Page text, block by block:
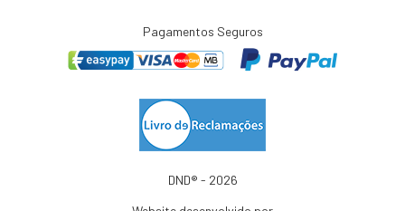
Pagamentos Seguros
DND® - 2026